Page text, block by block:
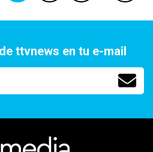
ttvnews en tu e-mail